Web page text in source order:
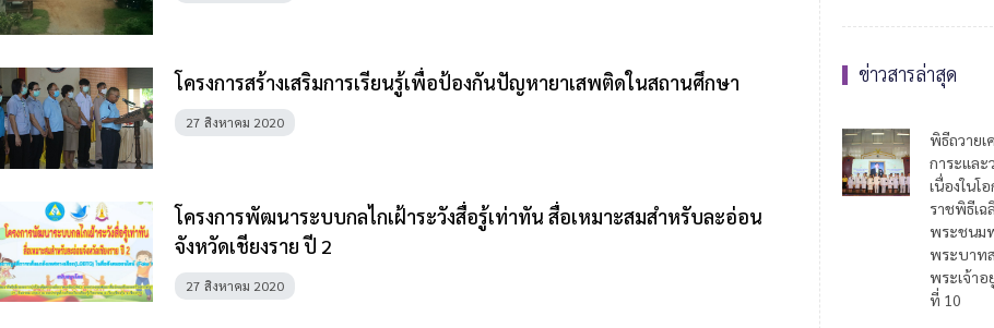
โครงการสร้างเสริมการเรียนรู้เพื่อป้องกันปัญหายาเสพติดในสถานศึกษา
27 สิงหาคม 2020
โครงการพัฒนาระบบกลไกเฝ้าระวังสื่อรู้เท่าทัน สื่อเหมาะสมสำหรับละอ่อน
จังหวัดเชียงราย ปี 2
27 สิงหาคม 2020
ข่าวสารล่าสุด
พิธีถวายเ
การะแล
เนื่องในโ
ราชพิธีเฉ
พระชนม
พระบาท
พระเจ้าอ
ที่ 10